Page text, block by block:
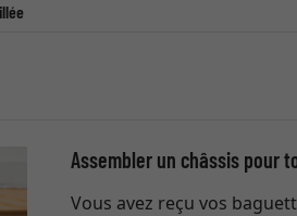
Assembler un châssis pour
Vous avez reçu vos